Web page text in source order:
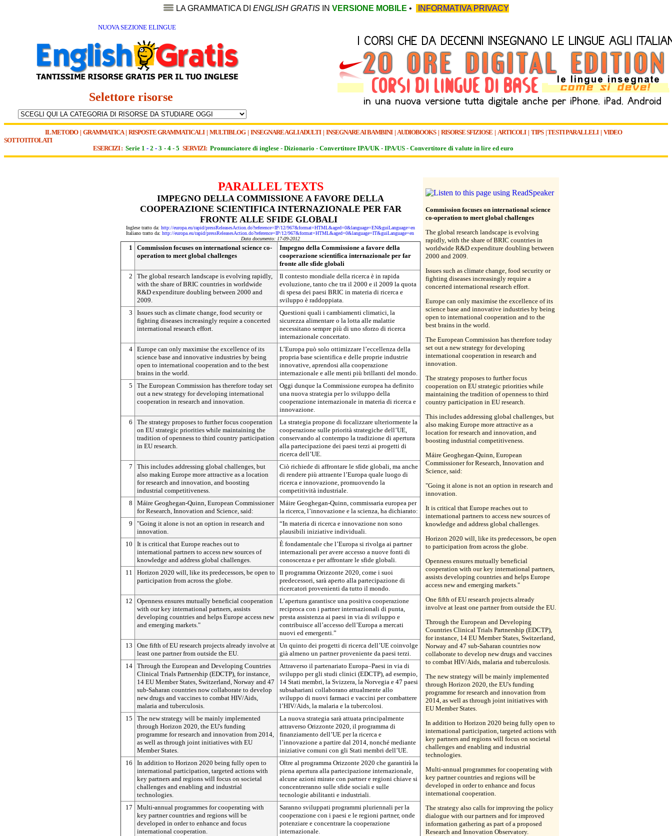
LA GRAMMATICA DI ENGLISH GRATIS IN VERSIONE MOBILE • INFORMATIVA PRIVACY
NUOVA SEZIONE ELINGUE
Selettore risorse
IL METODO| GRAMMATICA| RISPOSTE GRAMMATICALI| MULTIBLOG| INSEGNARE AGLI ADULTI | INSEGNARE AI BAMBINI| AUDIOBOOKS| RISORSE SFIZIOSE | ARTICOLI| TIPS|TESTI PARALLELI| VIDEO
SOTTOTITOLATI
ESERCIZI : Serie 1 - 2 - 3 - 4 - 5 SERVIZI: Pronunciatore di inglese - Dizionario - Convertitore IPA/UK - IPA/US - Convertitore di valute in lire ed euro
PARALLEL TEXTS
IMPEGNO DELLA COMMISSIONE A FAVORE DELLA
COOPERAZIONE SCIENTIFICA INTERNAZIONALE PER FAR
FRONTE ALLE SFIDE GLOBALI
Inglese tratto da: http://europa.eu/rapid/pressReleasesAction.do?reference=IP/12/967&format=HTML&aged=0&language=EN&guiLanguage=en
Italiano tratto da: http://europa.eu/rapid/pressReleasesAction.do?reference=IP/12/967&format=HTML&aged=0&language=IT&guiLanguage=en
Data documento: 17-09-2012
1
Commission focuses on international science co-
operation to meet global challenges
Impegno della Commissione a favore della
cooperazione scientifica internazionale per far
fronte alle sfide globali
2
The global research landscape is evolving rapidly,
with the share of BRIC countries in worldwide
R&D expenditure doubling between 2000 and
2009.
Il contesto mondiale della ricerca è in rapida
evoluzione, tanto che tra il 2000 e il 2009 la quota
di spesa dei paesi BRIC in materia di ricerca e
sviluppo è raddoppiata.
3
Issues such as climate change, food security or
fighting diseases increasingly require a concerted
international research effort.
Questioni quali i cambiamenti climatici, la
sicurezza alimentare o la lotta alle malattie
necessitano sempre più di uno sforzo di ricerca
internazionale concertato.
4 Europe can only maximise the excellence of its
science base and innovative industries by being
open to international cooperation and to the best
brains in the world.
L’Europa può solo ottimizzare l’eccellenza della
propria base scientifica e delle proprie industrie
innovative, aprendosi alla cooperazione
internazionale e alle menti più brillanti del mondo.
5
The European Commission has therefore today set
out a new strategy for developing international
cooperation in research and innovation.
Oggi dunque la Commissione europea ha definito
una nuova strategia per lo sviluppo della
cooperazione internazionale in materia di ricerca e
innovazione.
6
The strategy proposes to further focus cooperation
on EU strategic priorities while maintaining the
tradition of openness to third country participation
in EU research.
La strategia propone di focalizzare ulteriormente la
cooperazione sulle priorità strategiche dell’UE,
conservando al contempo la tradizione di apertura
alla partecipazione dei paesi terzi ai progetti di
ricerca dell’UE.
7
This includes addressing global challenges, but
also making Europe more attractive as a location
for research and innovation, and boosting
industrial competitiveness.
Ciò richiede di affrontare le sfide globali, ma anche
di rendere più attraente l’Europa quale luogo di
ricerca e innovazione, promuovendo la
competitività industriale.
8
Máire Geoghegan-Quinn, European Commissioner
for Research, Innovation and Science, said:
Máire Geoghegan-Quinn, commissaria europea per
la ricerca, l’innovazione e la scienza, ha dichiarato:
9
"Going it alone is not an option in research and
innovation.
“In materia di ricerca e innovazione non sono
plausibili iniziative individuali.
10
It is critical that Europe reaches out to
international partners to access new sources of
knowledge and address global challenges.
È fondamentale che l’Europa si rivolga ai partner
internazionali per avere accesso a nuove fonti di
conoscenza e per affrontare le sfide globali.
11
Horizon 2020 will, like its predecessors, be open to
participation from across the globe.
Il programma Orizzonte 2020, come i suoi
predecessori, sarà aperto alla partecipazione di
ricercatori provenienti da tutto il mondo.
12
Openness ensures mutually beneficial cooperation
with our key international partners, assists
developing countries and helps Europe access new
and emerging markets."
L’apertura garantisce una positiva cooperazione
reciproca con i partner internazionali di punta,
presta assistenza ai paesi in via di sviluppo e
contribuisce all’accesso dell’Europa a mercati
nuovi ed emergenti.”
13
One fifth of EU research projects already involve at
least one partner from outside the EU.
Un quinto dei progetti di ricerca dell’UE coinvolge
già almeno un partner proveniente da paesi terzi.
14 Through the European and Developing Countries
Clinical Trials Partnership (EDCTP), for instance,
14 EU Member States, Switzerland, Norway and 47
sub-Saharan countries now collaborate to develop
new drugs and vaccines to combat HIV/Aids,
malaria and tuberculosis.
Attraverso il partenariato Europa–Paesi in via di
sviluppo per gli studi clinici (EDCTP), ad esempio,
14 Stati membri, la Svizzera, la Norvegia e 47 paesi
subsahariani collaborano attualmente allo
sviluppo di nuovi farmaci e vaccini per combattere
l’HIV/Aids, la malaria e la tubercolosi.
15
The new strategy will be mainly implemented
through Horizon 2020, the EU's funding
programme for research and innovation from 2014,
as well as through joint initiatives with EU
Member States.
La nuova strategia sarà attuata principalmente
attraverso Orizzonte 2020, il programma di
finanziamento dell’UE per la ricerca e
l’innovazione a partire dal 2014, nonché mediante
iniziative comuni con gli Stati membri dell’UE.
16
In addition to Horizon 2020 being fully open to
international participation, targeted actions with
key partners and regions will focus on societal
challenges and enabling and industrial
technologies.
Oltre al programma Orizzonte 2020 che garantirà la
piena apertura alla partecipazione internazionale,
alcune azioni mirate con partner e regioni chiave si
concentreranno sulle sfide sociali e sulle
tecnologie abilitanti e industriali.
17
Multi-annual programmes for cooperating with
key partner countries and regions will be
developed in order to enhance and focus
international cooperation.
Saranno sviluppati programmi pluriennali per la
cooperazione con i paesi e le regioni partner, onde
potenziare e concentrare la cooperazione
internazionale.
Commission focuses on international science
co-operation to meet global challenges
The global research landscape is evolving
rapidly, with the share of BRIC countries in
worldwide R&D expenditure doubling between
2000 and 2009.
Issues such as climate change, food security or
fighting diseases increasingly require a
concerted international research effort.
Europe can only maximise the excellence of its
science base and innovative industries by being
open to international cooperation and to the
best brains in the world.
The European Commission has therefore today
set out a new strategy for developing
international cooperation in research and
innovation.
The strategy proposes to further focus
cooperation on EU strategic priorities while
maintaining the tradition of openness to third
country participation in EU research.
This includes addressing global challenges, but
also making Europe more attractive as a
location for research and innovation, and
boosting industrial competitiveness.
Máire Geoghegan-Quinn, European
Commissioner for Research, Innovation and
Science, said:
"Going it alone is not an option in research and
innovation.
It is critical that Europe reaches out to
international partners to access new sources of
knowledge and address global challenges.
Horizon 2020 will, like its predecessors, be open
to participation from across the globe.
Openness ensures mutually beneficial
cooperation with our key international partners,
assists developing countries and helps Europe
access new and emerging markets."
One fifth of EU research projects already
involve at least one partner from outside the EU.
Through the European and Developing
Countries Clinical Trials Partnership (EDCTP),
for instance, 14 EU Member States, Switzerland,
Norway and 47 sub-Saharan countries now
collaborate to develop new drugs and vaccines
to combat HIV/Aids, malaria and tuberculosis.
The new strategy will be mainly implemented
through Horizon 2020, the EU's funding
programme for research and innovation from
2014, as well as through joint initiatives with
EU Member States.
In addition to Horizon 2020 being fully open to
international participation, targeted actions with
key partners and regions will focus on societal
challenges and enabling and industrial
technologies.
Multi-annual programmes for cooperating with
key partner countries and regions will be
developed in order to enhance and focus
international cooperation.
The strategy also calls for improving the policy
dialogue with our partners and for improved
information gathering as part of a proposed
Research and Innovation Observatory.